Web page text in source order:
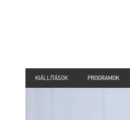
KIÁLLÍTÁSOK PROGRAMOK